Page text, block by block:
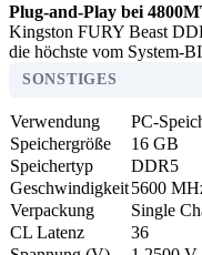
Plug-and-Play bei
Kingston FURY Beast
die höchste vom System-
SONSTIGES
Verwendung
PC-
Speichergröße
16 GB
Speichertyp
DDR5
Geschwindigkeit5600
Verpackung
Single
CL Latenz
36